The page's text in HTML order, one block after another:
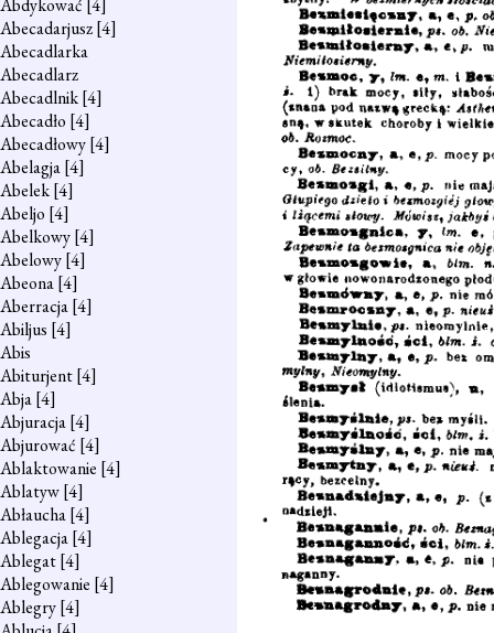
Abdykować [4]
Abecadarjusz[4]
Abecadlarka
Abecadlarz
Abecadlnik[4]
Abecadło [4]
Abecadłowy[4]
Abelagja[4]
Abelek[4]
Abeljo [4]
Abelkowy[4]
Abelowy[4]
Abeona[4]
Aberracja[4]
Abiljus [4]
Abis
Abiturjent[4]
Abja[4]
Abjuracja[4]
Abjurować [4]
Ablaktowanie [4]
Ablatyw[4]
Abłaucha[4]
Ablegacja[4]
Ablegat[4]
Ablegowanie [4]
Ablegry[4]